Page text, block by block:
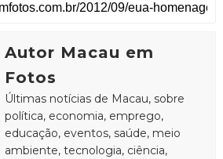
Autor Macau em
Fotos
Últimas notícias de Macau, sobre
política, economia, emprego,
educação, eventos, saúde, meio
ambiente, tecnologia, ciência,